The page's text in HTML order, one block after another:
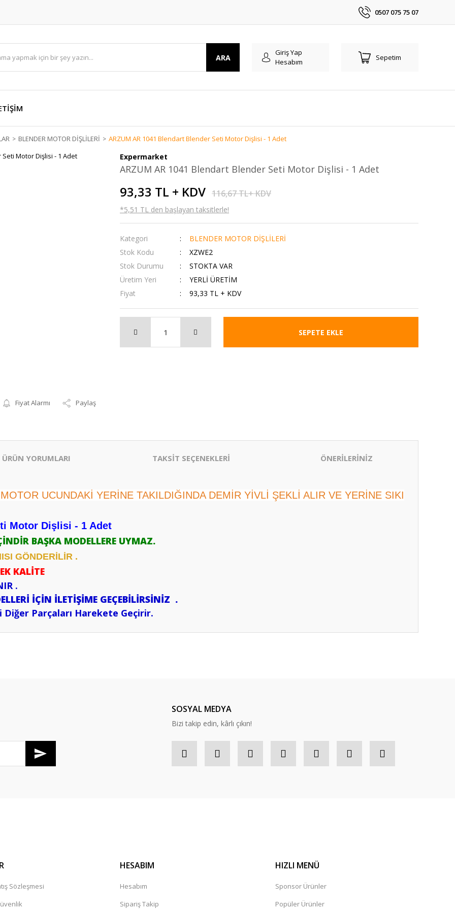
0507 075 75 07
ARA
Giriş Yap
Hesabım
Sepetim
BLENDER MOTOR DİŞLİLERİ ARZUM AR 1041 Blendart Blender Seti Motor Dişlisi - 1 Adet
Fiyat Alarmı Paylaş
Expermarket
ARZUM AR 1041 Blendart Blender Seti Motor Dişlisi - 1 Adet
93,33 TL + KDV 116,67 TL+ KDV
*5,51 TL den başlayan taksitlerle!
Kategori
BLENDER MOTOR DİŞLİLERİ
Stok Kodu
XZWE2
Stok Durumu
STOKTA VAR
Üretim Yeri
YERLİ ÜRETİM
Fiyat
93,33 TL + KDV
SEPETE EKLE
ÜRÜN YORUMLARI TAKSİT SEÇENEKLERİ ÖNERİLERİNİZ
UCUNDAKİ YERİNE TAKILDIĞINDA DEMİR YİVLİ ŞEKLİ ALIR VE YERİNE SIKI
Motor Dişlisi - 1 Adet
BAŞKA MODELLERE UYMAZ.
GÖNDERİLİR .
KALİTE
.
İÇİN İLETİŞİME GEÇEBİLİRSİNİZ .
Parçaları Harekete Geçirir.
SOSYAL MEDYA
Bizi takip edin, kârlı çıkın!
Sözleşmesi
HESABIM
Hesabım
Sipariş Takip
HIZLI MENÜ
Sponsor Ürünler
Popüler Ürünler